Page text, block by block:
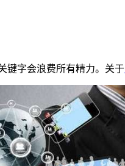
键字会浪费所有精力。关于